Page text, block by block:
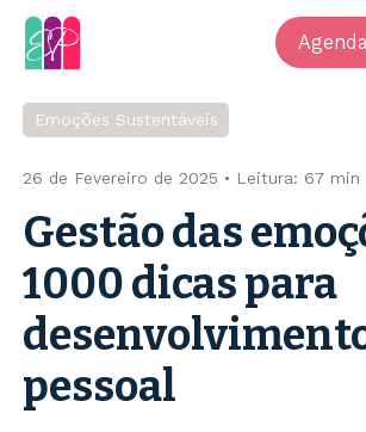
Emoções Sustentáveis
26 de Fevereiro de 2025 • Leitura: 67 min
Gestão das
1000 dicas para
pessoal